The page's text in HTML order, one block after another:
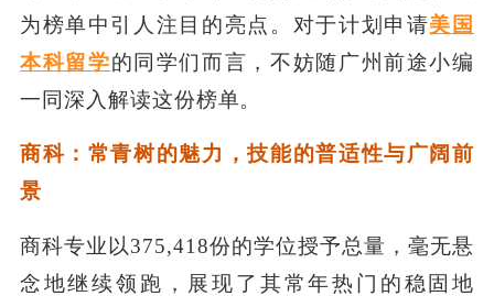
为榜单中引人注目的亮点。对于计划申请美国
本科留学的同学们而言，不妨随广州前途小编
一同深入解读这份榜单。
商科：常青树的魅力，技能的普适性与广阔前
景
商科专业以375,418份的学位授予总量，毫无悬
念地继续领跑，展现了其常年热门的稳固地